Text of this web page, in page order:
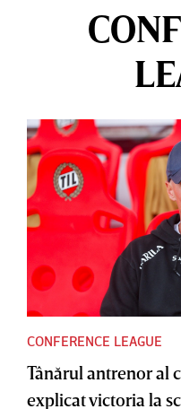
CONFERENCE LEAGUE
Tânărul antrenor al
explicat victoria la